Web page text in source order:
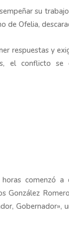
su
de Ofelia,
respuestas y
el conflicto
comenzó a
González
Gobernador»,